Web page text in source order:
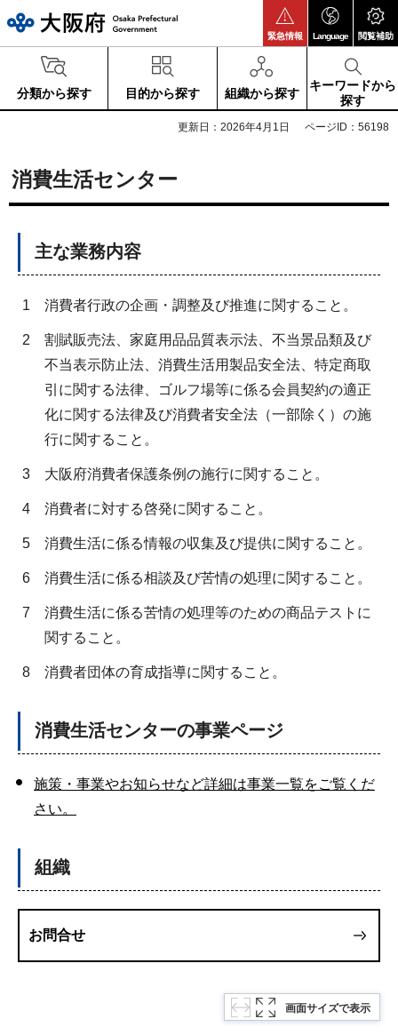
緊急情報 Language 閲覧補助
分類から探す 目的から探す 組織から探す
キーワードから
探す
更新日：2026年4月1日 ページID：56198
消費生活センター
主な業務内容
1 消費者行政の企画・調整及び推進に関すること。
2
割賦販売法、家庭用品品質表示法、不当景品類及び
不当表示防止法、消費生活用製品安全法、特定商取
引に関する法律、ゴルフ場等に係る会員契約の適正
化に関する法律及び消費者安全法（一部除く）の施
行に関すること。
3 大阪府消費者保護条例の施行に関すること。
4 消費者に対する啓発に関すること。
5 消費生活に係る情報の収集及び提供に関すること。
6 消費生活に係る相談及び苦情の処理に関すること。
7
消費生活に係る苦情の処理等のための商品テストに
関すること。
8 消費者団体の育成指導に関すること。
消費生活センターの事業ページ
施策・事業やお知らせなど詳細は事業一覧をご覧くだ
さい。
組織
お問合せ
画面サイズで表示